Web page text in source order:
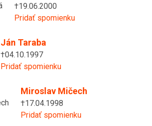
†19.06.2000
Pridať spomienku
Ján Taraba
†04.10.1997
Pridať spomienku
Miroslav Mičech
†17.04.1998
Pridať spomienku